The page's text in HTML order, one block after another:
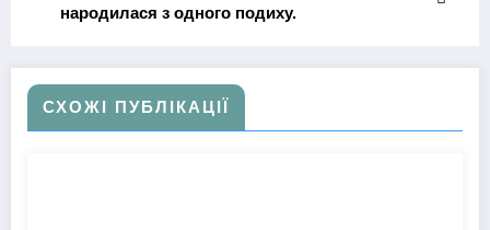
народилася з одного подиху.
СХОЖІ ПУБЛІКАЦІЇ